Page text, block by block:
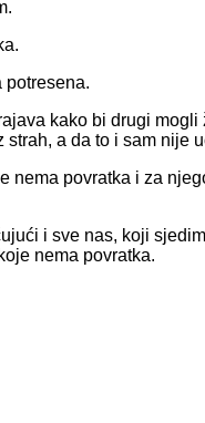
potresena.
kako bi drugi mogli
strah, a da to i sam nije
nema povratka i za
i sve nas, koji
nema povratka.